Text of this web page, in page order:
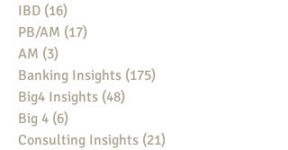
IBD (16)
PB/AM (17)
AM (3)
Banking Insights (175)
Big4 Insights (48)
Big 4 (6)
Consulting Insights (21)